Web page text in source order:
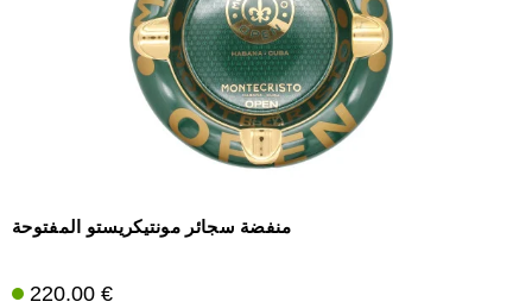
منفضة سجائر مونتيكريستو المفتوحة
220.00 €